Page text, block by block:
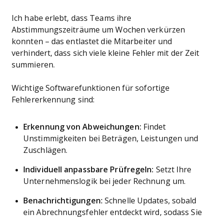
Ich habe erlebt, dass Teams ihre
Abstimmungszeiträume um Wochen verkürzen
konnten – das entlastet die Mitarbeiter und
verhindert, dass sich viele kleine Fehler mit der Zeit
summieren.
Wichtige Softwarefunktionen für sofortige
Fehlererkennung sind:
Erkennung von Abweichungen: Findet
Unstimmigkeiten bei Beträgen, Leistungen und
Zuschlägen.
Individuell anpassbare Prüfregeln: Setzt Ihre
Unternehmenslogik bei jeder Rechnung um.
Benachrichtigungen: Schnelle Updates, sobald
ein Abrechnungsfehler entdeckt wird, sodass Sie